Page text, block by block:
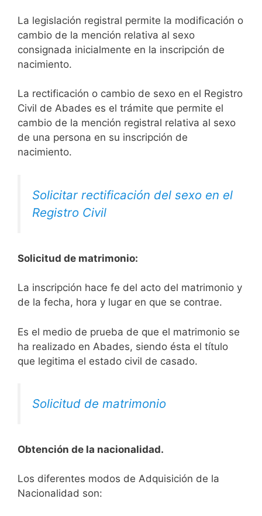
La legislación registral permite la modificación o
cambio de la mención relativa al sexo
consignada inicialmente en la inscripción de
nacimiento.
La rectificación o cambio de sexo en el Registro
Civil de Abades es el trámite que permite el
cambio de la mención registral relativa al sexo
de una persona en su inscripción de
nacimiento.
Solicitar rectificación del sexo en el
Registro Civil
Solicitud de matrimonio:
La inscripción hace fe del acto del matrimonio y
de la fecha, hora y lugar en que se contrae.
Es el medio de prueba de que el matrimonio se
ha realizado en Abades, siendo ésta el título
que legitima el estado civil de casado.
Solicitud de matrimonio
Obtención de la nacionalidad.
​​​Los diferentes modos de Adquisición de la
Nacionalidad son: